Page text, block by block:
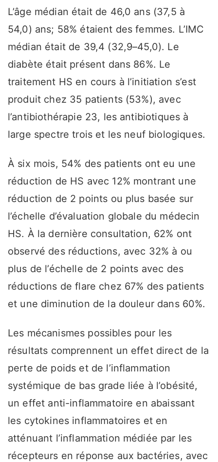
L’âge médian était de 46,0 ans (37,5 à
54,0) ans; 58% étaient des femmes. L’IMC
médian était de 39,4 (32,9–45,0). Le
diabète était présent dans 86%. Le
traitement HS en cours à l’initiation s’est
produit chez 35 patients (53%), avec
l’antibiothérapie 23, les antibiotiques à
large spectre trois et les neuf biologiques.
À six mois, 54% des patients ont eu une
réduction de HS avec 12% montrant une
réduction de 2 points ou plus basée sur
l’échelle d’évaluation globale du médecin
HS. À la dernière consultation, 62% ont
observé des réductions, avec 32% à ou
plus de l’échelle de 2 points avec des
réductions de flare chez 67% des patients
et une diminution de la douleur dans 60%.
Les mécanismes possibles pour les
résultats comprennent un effet direct de la
perte de poids et de l’inflammation
systémique de bas grade liée à l’obésité,
un effet anti-inflammatoire en abaissant
les cytokines inflammatoires et en
atténuant l’inflammation médiée par les
récepteurs en réponse aux bactéries, avec